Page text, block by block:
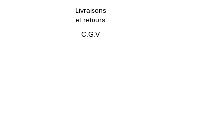
Livraisons
et retours
C.G.V